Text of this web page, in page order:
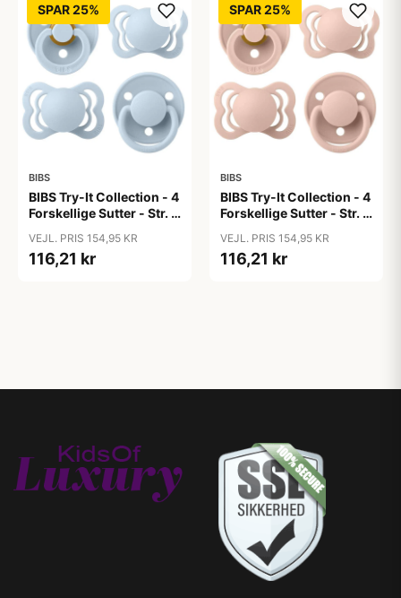
SPAR 25%
BIBS
BIBS Try-It Collection - 4
Forskellige Sutter - Str. 1
VEJL. PRIS 154,95 KR
116,21 kr
SPAR 25%
BIBS
BIBS Try-It Collection - 4
Forskellige Sutter - Str. 1
VEJL. PRIS 154,95 KR
116,21 kr